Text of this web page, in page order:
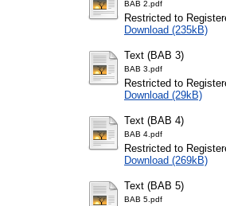
BAB 2.pdf
Restricted to
Download (235kB)
Text (BAB 3)
BAB 3.pdf
Restricted to
Download (29kB)
Text (BAB 4)
BAB 4.pdf
Restricted to
Download (269kB)
Text (BAB 5)
BAB 5.pdf